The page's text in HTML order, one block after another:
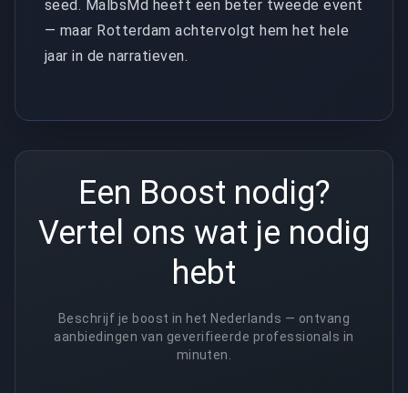
seed. MalbsMd heeft een beter tweede event
— maar Rotterdam achtervolgt hem het hele
jaar in de narratieven.
Een Boost nodig?
Vertel ons wat je nodig
hebt
Beschrijf je boost in het Nederlands — ontvang
aanbiedingen van geverifieerde professionals in
minuten.